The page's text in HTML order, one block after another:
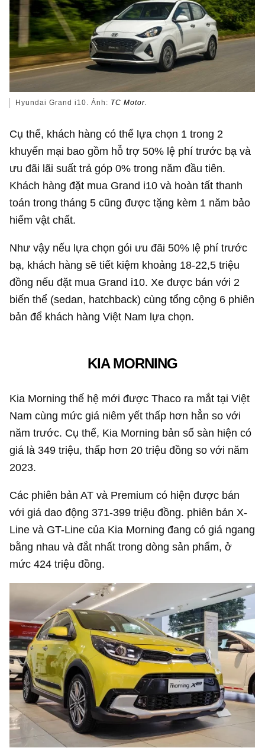
Hyundai Grand i10. Ảnh: TC Motor.
Cụ thể, khách hàng có thể lựa chọn 1 trong 2
khuyến mại bao gồm hỗ trợ 50% lệ phí trước bạ và
ưu đãi lãi suất trả góp 0% trong năm đầu tiên.
Khách hàng đặt mua Grand i10 và hoàn tất thanh
toán trong tháng 5 cũng được tặng kèm 1 năm bảo
hiểm vật chất.
Như vậy nếu lựa chọn gói ưu đãi 50% lệ phí trước
bạ, khách hàng sẽ tiết kiệm khoảng 18-22,5 triệu
đồng nếu đặt mua Grand i10. Xe được bán với 2
biến thể (sedan, hatchback) cùng tổng cộng 6 phiên
bản để khách hàng Việt Nam lựa chọn.
KIA MORNING
Kia Morning thế hệ mới được Thaco ra mắt tại Việt
Nam cùng mức giá niêm yết thấp hơn hẳn so với
năm trước. Cụ thể, Kia Morning bản số sàn hiện có
giá là 349 triệu, thấp hơn 20 triệu đồng so với năm
2023.
Các phiên bản AT và Premium có hiện được bán
với giá dao động 371-399 triệu đồng. phiên bản X-
Line và GT-Line của Kia Morning đang có giá ngang
bằng nhau và đắt nhất trong dòng sản phẩm, ở
mức 424 triệu đồng.